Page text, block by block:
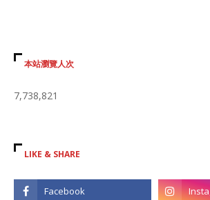
本站瀏覽人次
7,738,821
LIKE & SHARE